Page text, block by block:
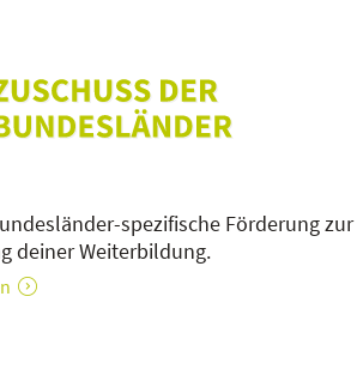
spezifische Förderung zur
deiner Weiterbildung.